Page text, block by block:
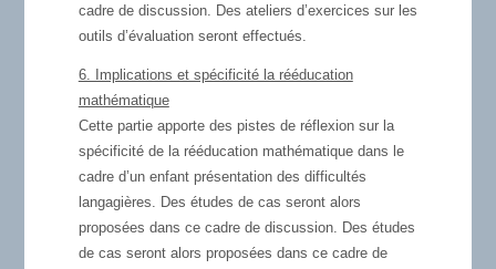
cadre de discussion. Des ateliers d’exercices sur les
outils d’évaluation seront effectués.
6. Implications et spécificité la rééducation
mathématique
Cette partie apporte des pistes de réflexion sur la
spécificité de la rééducation mathématique dans le
cadre d’un enfant présentation des difficultés
langagières. Des études de cas seront alors
proposées dans ce cadre de discussion. Des études
de cas seront alors proposées dans ce cadre de